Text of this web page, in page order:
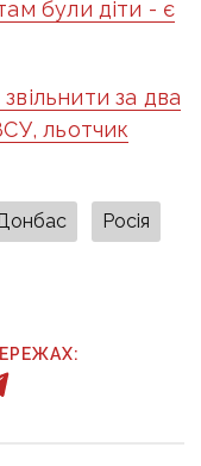
були діти - є
за два
льотчик
Росія